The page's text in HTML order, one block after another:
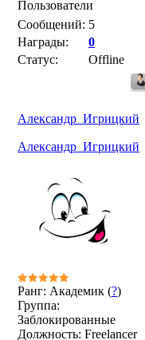
Пользователи
Сообщений: 5
Награды:
0
Статус:
Offline
Александр_Игрицкий
Александр_Игрицкий
Ранг: Академик (?)
Группа:
Заблокированные
Должность: Freelancer